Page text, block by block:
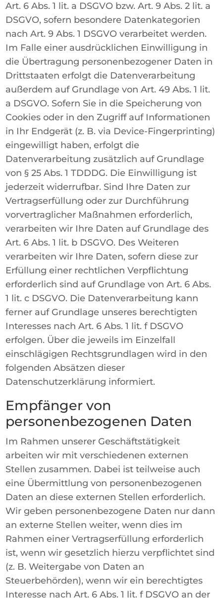
Art. 6 Abs. 1 lit. a DSGVO bzw. Art. 9 Abs. 2 lit. a
DSGVO, sofern besondere Datenkategorien
nach Art. 9 Abs. 1 DSGVO verarbeitet werden.
Im Falle einer ausdrücklichen Einwilligung in
die Übertragung personenbezogener Daten in
Drittstaaten erfolgt die Datenverarbeitung
außerdem auf Grundlage von Art. 49 Abs. 1 lit.
a DSGVO. Sofern Sie in die Speicherung von
Cookies oder in den Zugriff auf Informationen
in Ihr Endgerät (z. B. via Device-Fingerprinting)
eingewilligt haben, erfolgt die
Datenverarbeitung zusätzlich auf Grundlage
von § 25 Abs. 1 TDDDG. Die Einwilligung ist
jederzeit widerrufbar. Sind Ihre Daten zur
Vertragserfüllung oder zur Durchführung
vorvertraglicher Maßnahmen erforderlich,
verarbeiten wir Ihre Daten auf Grundlage des
Art. 6 Abs. 1 lit. b DSGVO. Des Weiteren
verarbeiten wir Ihre Daten, sofern diese zur
Erfüllung einer rechtlichen Verpflichtung
erforderlich sind auf Grundlage von Art. 6 Abs.
1 lit. c DSGVO. Die Datenverarbeitung kann
ferner auf Grundlage unseres berechtigten
Interesses nach Art. 6 Abs. 1 lit. f DSGVO
erfolgen. Über die jeweils im Einzelfall
einschlägigen Rechtsgrundlagen wird in den
folgenden Absätzen dieser
Datenschutzerklärung informiert.
Empfänger von
personenbezogenen Daten
Im Rahmen unserer Geschäftstätigkeit
arbeiten wir mit verschiedenen externen
Stellen zusammen. Dabei ist teilweise auch
eine Übermittlung von personenbezogenen
Daten an diese externen Stellen erforderlich.
Wir geben personenbezogene Daten nur dann
an externe Stellen weiter, wenn dies im
Rahmen einer Vertragserfüllung erforderlich
ist, wenn wir gesetzlich hierzu verpflichtet sind
(z. B. Weitergabe von Daten an
Steuerbehörden), wenn wir ein berechtigtes
Interesse nach Art. 6 Abs. 1 lit. f DSGVO an der